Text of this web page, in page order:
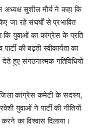
सुशील मौर्य ने कहा कि
जा रहे संघर्षों से प्रभावित
कि युवाओं का कांग्रेस के प्रति
की बढ़ती स्वीकार्यता का
हुए संगठनात्मक गतिविधियों
जिला कांग्रेस कमेटी के सदस्य,
युवाओं ने पार्टी की नीतियों
का विश्वास दिलाया।